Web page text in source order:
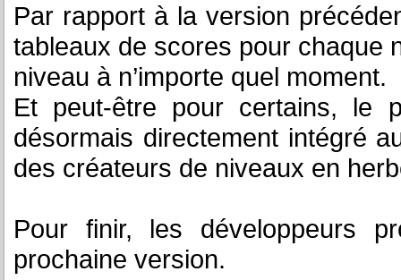
Par rapport à la version
tableaux de scores pour chaque
niveau à n’importe quel moment.
Et peut-être pour certains, le
désormais directement intégré
des créateurs de niveaux en
Pour finir, les développeurs
prochaine version.